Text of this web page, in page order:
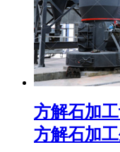
方解石加
方解石加